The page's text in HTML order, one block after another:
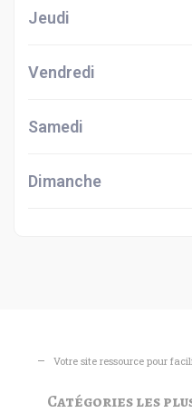
Jeudi
Vendredi
Samedi
Dimanche
Votre site ressource pour
Catégories les